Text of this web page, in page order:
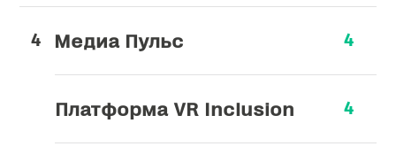
Медиа Пульс 4
Платформа VR Inclusion 4